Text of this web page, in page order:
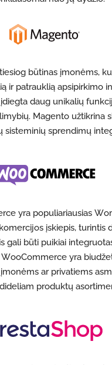
būtinas įmonėms,
ir patrauklią apsipirkimo
daug unikalių
Magento užtikrina
sisteminių sprendimų
yra populiariausias
įskiepis, turintis
gali būti puikiai
yra
ar privatiems
produktų